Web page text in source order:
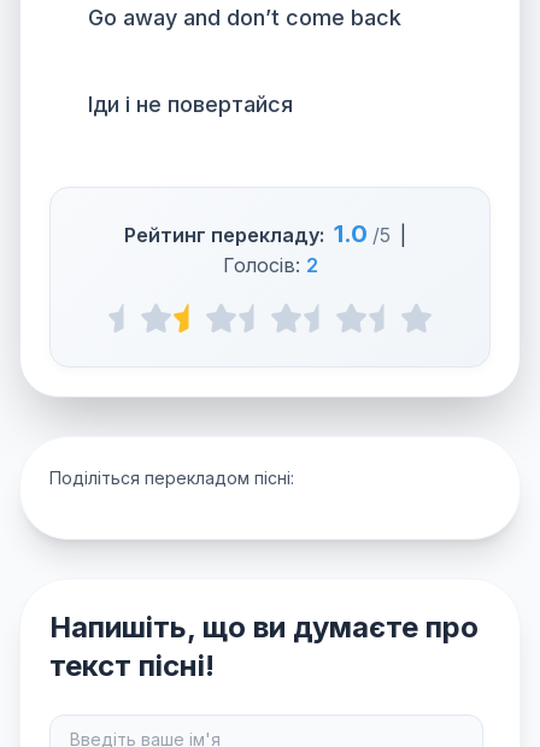
Go away and don’t come back
Іди і не повертайся
Рейтинг перекладу: 1.0 /5
Голосів: 2
Поділіться перекладом пісні:
Напишіть, що ви думаєте про
текст пісні!